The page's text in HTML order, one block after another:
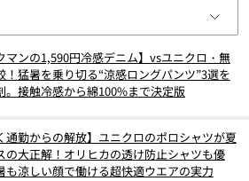
マンの1,590円冷感デニム】vsユニクロ・無
！猛暑を乗り切る“涼感ロングパンツ”3選を
。接触冷感から綿100%まで決定版
通勤からの解放】ユニクロのポロシャツが夏
の大正解！オリヒカの透け防止シャツも優
も涼しい顔で働ける超快適ウエアの実力